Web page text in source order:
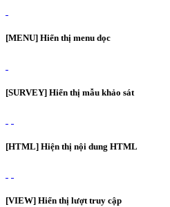
[MENU] Hiển thị menu dọc
[SURVEY] Hiển thị mẫu khảo sát
[HTML] Hiện thị nội dung HTML
[VIEW] Hiển thị lượt truy cập